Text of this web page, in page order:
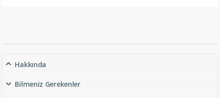
Hakkında
Bilmeniz Gerekenler